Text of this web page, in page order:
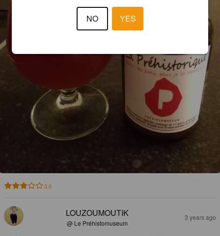
3.0
LOUZOUMOUTIK
@ Le Préhistomuseum
3 years ago
NO YES